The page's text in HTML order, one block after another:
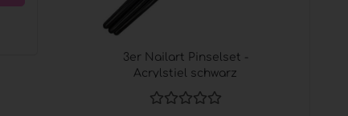
3er Nailart Pinselset -
Acrylstiel schwarz